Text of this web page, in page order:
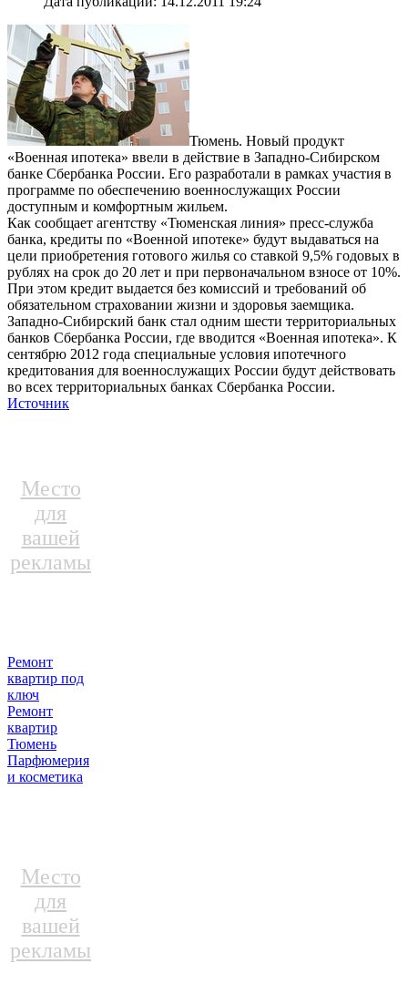
Тюмень. Новый продукт
«Военная ипотека» ввели в действие в Западно-Сибирском
банке Сбербанка России. Его разработали в рамках участия в
программе по обеспечению военнослужащих России
доступным и комфортным жильем.
Как сообщает агентству «Тюменская линия» пресс-служба
банка, кредиты по «Военной ипотеке» будут выдаваться на
цели приобретения готового жилья со ставкой 9,5% годовых в
рублях на срок до 20 лет и при первоначальном взносе от 10%.
При этом кредит выдается без комиссий и требований об
обязательном страховании жизни и здоровья заемщика.
Западно-Сибирский банк стал одним шести территориальных
банков Сбербанка России, где вводится «Военная ипотека». К
сентябрю 2012 года специальные условия ипотечного
кредитования для военнослужащих России будут действовать
во всех территориальных банках Сбербанка России.
Источник
Место
для
вашей
рекламы
Ремонт
квартир под
ключ
Ремонт
квартир
Тюмень
Парфюмерия
и косметика
Место
для
вашей
рекламы